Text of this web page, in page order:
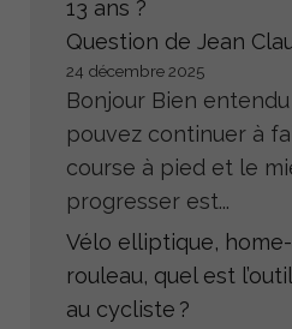
13 ans ?
Question de Jean
24 décembre 2025
Bonjour Bien
pouvez continuer à
course à pied et le
progresser est...
Vélo elliptique,
rouleau, quel est
au cycliste ?